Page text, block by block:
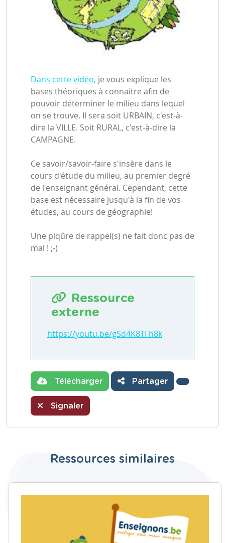
Dans cette vidéo, je vous explique les
bases théoriques à connaitre afin de
pouvoir déterminer le milieu dans lequel
on se trouve. Il sera soit URBAIN, c'est-à-
dire la VILLE. Soit RURAL, c'est-à-dire la
CAMPAGNE.
Ce savoir/savoir-faire s'insère dans le
cours d'étude du milieu, au premier degré
de l'enseignant général. Cependant, cette
base est nécessaire jusqu'à la fin de vos
études, au cours de géographie!
Une piqûre de rappel(s) ne fait donc pas de
mal ! ;-)
Ressource
externe
https://youtu.be/gSd4K8TFh8k
Télécharger Partager
Signaler
Ressources similaires